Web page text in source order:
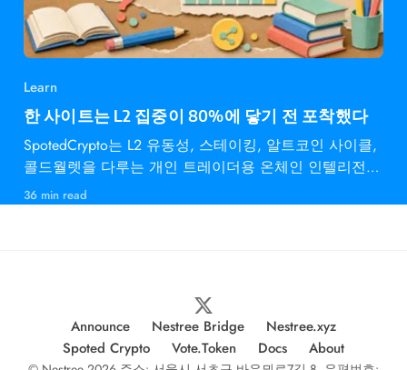
Learn
한 사이트는 L2 집중이 80%에 닿기 전 포착했다
SpotedCrypto는 L2 유동성, 스테이킹, 알트코인 사이클,
콜드월렛을 다루는 개인 트레이더용 온체인 인텔리전스
다.
36 min read
Announce Nestree Bridge
Nestree.xyz
Spoted Crypto
Vote.Token Docs About